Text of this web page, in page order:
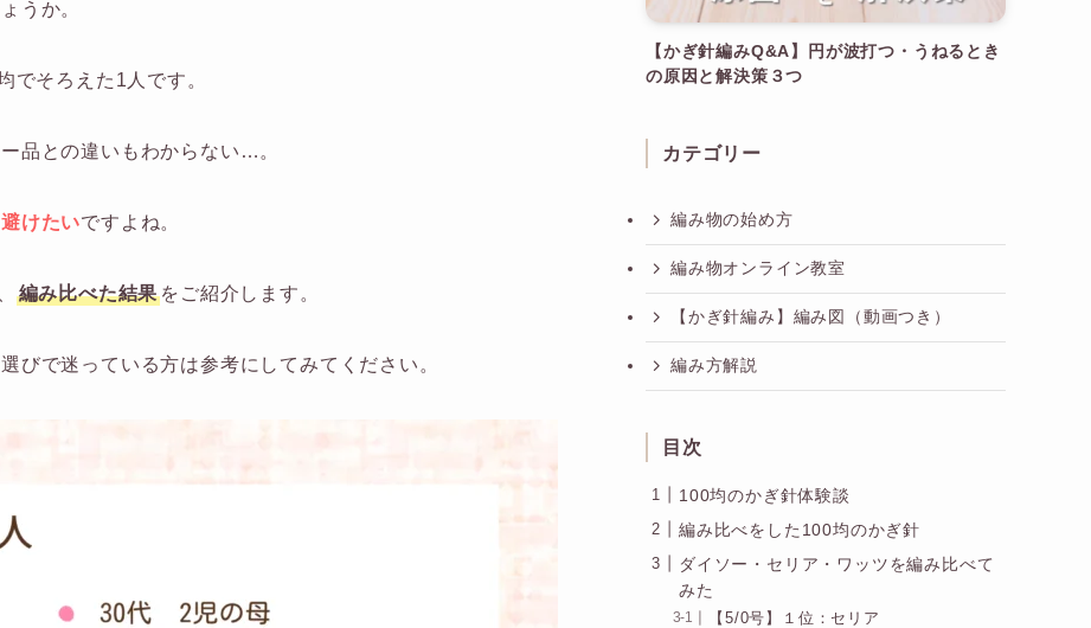
うか。
でそろえた1人です。
品との違いもわからない…。
けたいですよね。
編み比べた結果 をご紹介します。
びで迷っている方は参考にしてみてください。
【かぎ針編みQ&A】円が波打つ・うねるとき
の原因と解決策３つ
カテゴリー
編み物の始め方
編み物オンライン教室
【かぎ針編み】編み図（動画つき）
編み方解説
目次
100均のかぎ針体験談
編み比べをした100均のかぎ針
ダイソー・セリア・ワッツを編み比べて
みた
【5/0号】１位：セリア